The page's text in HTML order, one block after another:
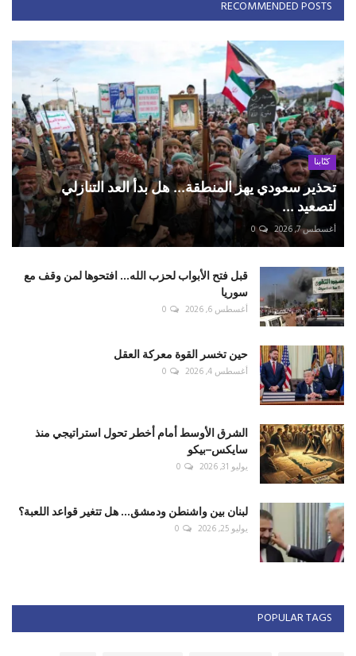
RECOMMENDED POSTS
كتّابنا
تحذير سعودي يهز المنطقة... هل بدأ العد التنازلي
لتصعيد ...
أغسطس 7, 2026 0
قبل فتح الأبواب لحزب الله... افتحوها لمن وقف مع
سوريا
أغسطس 6, 2026 0
حين تخسر القوة معركة العقل
أغسطس 4, 2026 0
الشرق الأوسط أمام أخطر تحول استراتيجي منذ
سايكس–بيكو
يوليو 31, 2026 0
لبنان بين واشنطن ودمشق... هل تتغير قواعد اللعبة؟
يوليو 25, 2026 0
POPULAR TAGS